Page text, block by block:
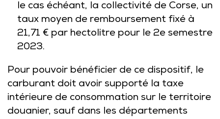
le cas échéant, la collectivité de Corse, un
taux moyen de remboursement fixé à
21,71 € par hectolitre pour le 2e semestre
2023.
Pour pouvoir bénéficier de ce dispositif, le
carburant doit avoir supporté la taxe
intérieure de consommation sur le territoire
douanier, sauf dans les départements